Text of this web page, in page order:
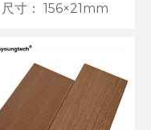
尺寸： 156×21mm